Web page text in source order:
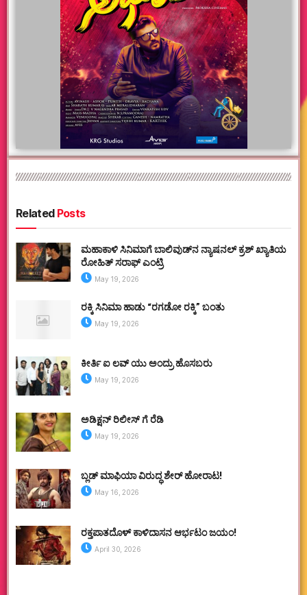
RelatedPosts
ಮಹಾಕಾಳಿ ಸಿನಿಮಾಗೆ ಬಾಲಿವುಡ್‌ನ ನ್ಯಾಷನಲ್ ಕ್ರಶ್ ಖ್ಯಾತಿಯ
ರೋಹಿತ್ ಸರಾಫ್ ಎಂಟ್ರಿ
May 19, 2026
ರಕ್ಕಿ ಸಿನಿಮಾ ಹಾಡು “ರಗಡೋ ರಕ್ಕಿ” ಬಂತು
May 19, 2026
ಕೀರ್ತಿ ಐ ಲವ್ ಯು ಅಂದ್ರು ಹೊಸಬರು
May 19, 2026
ಅಡಿಕ್ಷನ್ ರಿಲೀಸ್ ಗೆ ರೆಡಿ
May 19, 2026
ಬ್ಲಡ್ ಮಾಫಿಯಾ ವಿರುದ್ಧ ಶೇರ್ ಹೋರಾಟ!
May 16, 2026
ರಕ್ತಪಾತದೊಳ್ ಕಾಳಿದಾಸನ ಆರ್ಭಟಂ ಜಯಂ!
April 30, 2026